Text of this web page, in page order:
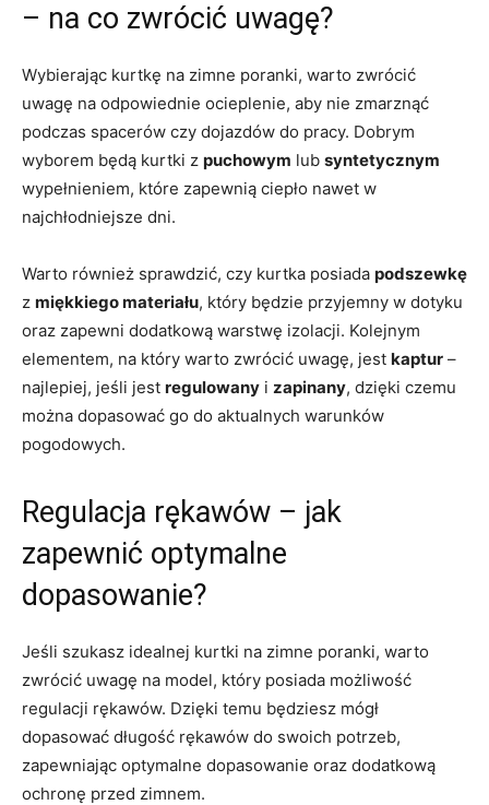
– na co zwrócić uwagę?
Wybierając kurtkę na zimne poranki, warto zwrócić
uwagę na odpowiednie ocieplenie, aby nie zmarznąć
podczas spacerów czy dojazdów do pracy. Dobrym
wyborem będą kurtki z puchowym lub syntetycznym
wypełnieniem, które zapewnią ciepło nawet w
najchłodniejsze dni.
Warto również sprawdzić, czy kurtka posiada podszewkę
z miękkiego materiału, który będzie przyjemny w dotyku
oraz zapewni dodatkową warstwę izolacji. Kolejnym
elementem, na który warto zwrócić uwagę, jest kaptur –
najlepiej, jeśli jest regulowany i zapinany, dzięki czemu
można dopasować go do aktualnych warunków
pogodowych.
Regulacja rękawów – jak
zapewnić optymalne
dopasowanie?
Jeśli szukasz idealnej kurtki na zimne poranki, warto
zwrócić uwagę na model, który posiada możliwość
regulacji rękawów. Dzięki temu będziesz mógł
dopasować długość rękawów do swoich potrzeb,
zapewniając optymalne dopasowanie oraz dodatkową
ochronę przed zimnem.